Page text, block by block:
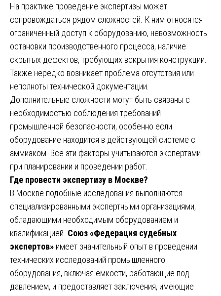
На практике проведение экспертизы может
сопровождаться рядом сложностей. К ним относятся
ограниченный доступ к оборудованию, невозможность
остановки производственного процесса, наличие
скрытых дефектов, требующих вскрытия конструкции.
Также нередко возникает проблема отсутствия или
неполноты технической документации.
Дополнительные сложности могут быть связаны с
необходимостью соблюдения требований
промышленной безопасности, особенно если
оборудование находится в действующей системе с
аммиаком. Все эти факторы учитываются экспертами
при планировании и проведении работ.
Где провести экспертизу в Москве?
В Москве подобные исследования выполняются
специализированными экспертными организациями,
обладающими необходимым оборудованием и
квалификацией. Союз «Федерация судебных
экспертов» имеет значительный опыт в проведении
технических исследований промышленного
оборудования, включая емкости, работающие под
давлением, и предоставляет заключения, имеющие